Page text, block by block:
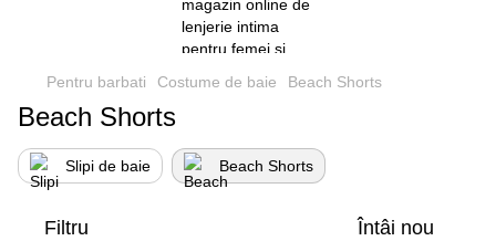
Pentru barbati Costume de baie Beach Shorts
Beach Shorts
Slipi de baie Beach Shorts
Filtru Întâi nou